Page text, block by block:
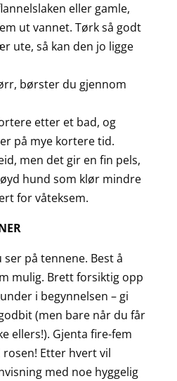
eller gamle,
ut vannet. Tørk så godt
ute, så kan den jo ligge
børster du gjennom
etter et bad, og
på mye kortere tid.
men det gir en fin pels,
hund som klør mindre
for våteksem.
på tennene. Best å
mulig. Brett forsiktig opp
i begynnelsen – gi
(men bare når du får
ellers!). Gjenta fire-fem
rosen! Etter hvert vil
med noe hyggelig